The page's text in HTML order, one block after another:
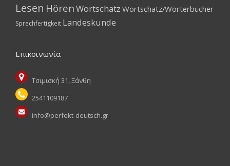
Lesen HörenWortschatz Wortschatz/Wörterbücher
Sprechfertigkeit Landeskunde
Επικοινωνία
Τσιμισκή 31, Ξάνθη
2541109187
info@perfekt-deutsch.gr